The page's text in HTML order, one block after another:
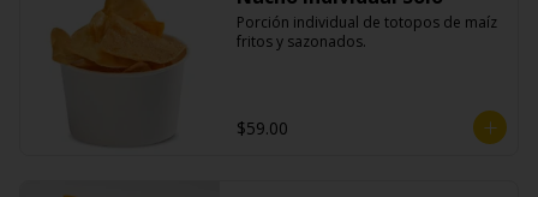
Porción individual de totopos de maíz
fritos y sazonados.
$59.00